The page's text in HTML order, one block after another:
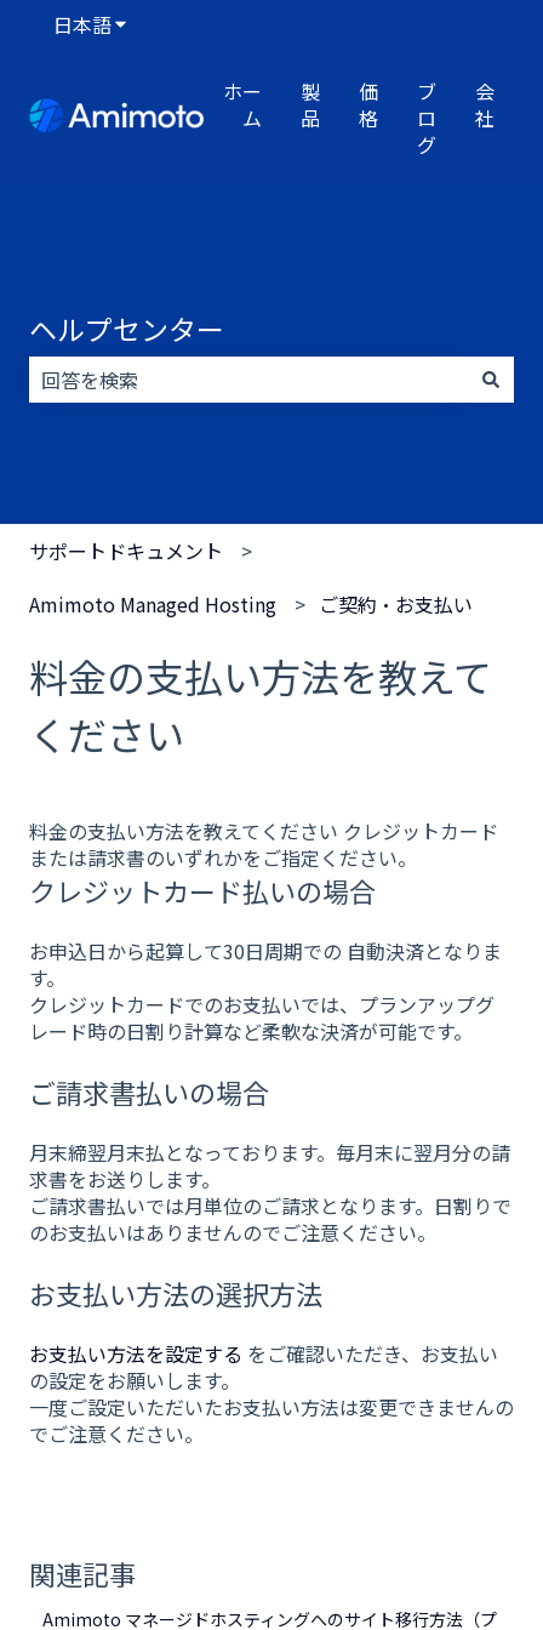
日本語翻訳のサブメニューを表示
ホー
ム
製
品
価
格
ブ
ロ
グ
会
社
ヘルプセンター
サポートドキュメント
Amimoto Managed Hosting
ご契約・お支払い
料金の支払い方法を教えて
ください
料金の支払い方法を教えてください クレジットカード
または請求書のいずれかをご指定ください。
クレジットカード払いの場合
お申込日から起算して30日周期での 自動決済となりま
す。
クレジットカードでのお支払いでは、プランアップグ
レード時の日割り計算など柔軟な決済が可能です。
ご請求書払いの場合
月末締翌月末払となっております。毎月末に翌月分の請
求書をお送りします。
ご請求書払いでは月単位のご請求となります。日割りで
のお支払いはありませんのでご注意ください。
お支払い方法の選択方法
お支払い方法を設定する をご確認いただき、お支払い
の設定をお願いします。
一度ご設定いただいたお支払い方法は変更できませんの
でご注意ください。
関連記事
Amimoto マネージドホスティングへのサイト移行方法（プ